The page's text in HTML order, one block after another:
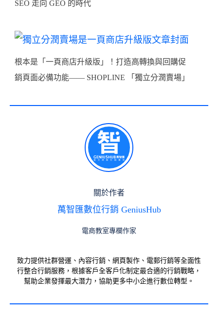
SEO 走向 GEO 的時代
根本是「一頁商店升級版」！打造高轉換與回購促
銷頁面必備功能—— SHOPLINE 「獨立分潤賣場」
關於作者
萬智匯數位行銷 GeniusHub
電商教室專欄作家
致力提供社群營運、內容行銷、網頁製作、電郵行銷等全面性
行整合行銷服務，根據客戶全客戶化制定最合適的行銷戰略，
幫助企業發揮最大潛力，協助更多中小企進行數位轉型。